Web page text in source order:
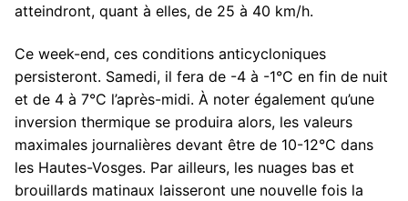
atteindront, quant à elles, de 25 à 40 km/h.
Ce week-end, ces conditions anticycloniques
persisteront. Samedi, il fera de -4 à -1°C en fin de nuit
et de 4 à 7°C l’après-midi. À noter également qu’une
inversion thermique se produira alors, les valeurs
maximales journalières devant être de 10-12°C dans
les Hautes-Vosges. Par ailleurs, les nuages bas et
brouillards matinaux laisseront une nouvelle fois la